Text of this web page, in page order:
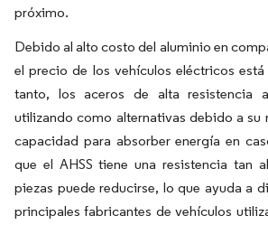
próximo.
Debido al alto costo del aluminio en
el precio de los vehículos eléctricos
tanto, los aceros de alta resistencia
utilizando como alternativas debido a su
capacidad para absorber energía en
que el AHSS tiene una resistencia tan
piezas puede reducirse, lo que ayuda a
principales fabricantes de vehículos